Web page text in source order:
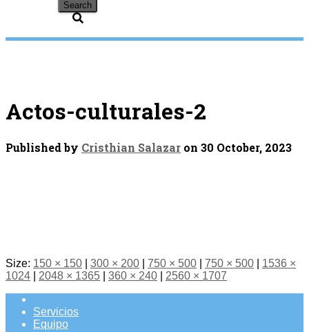
Actos-culturales-2
Published by Cristhian Salazar on 30 October, 2023
Size: 150 × 150 300 × 200 750 × 500 750 × 500
1536 ×
1024
2048 × 1365 360 × 240 2560 × 1707
Servicios
Equipo